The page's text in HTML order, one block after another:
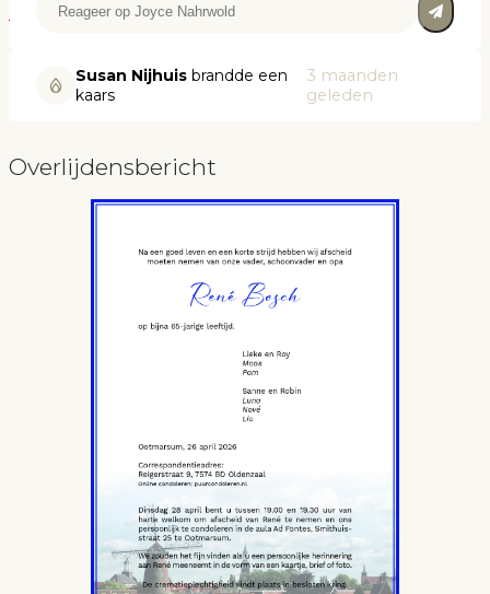
Susan Nijhuis brandde een
kaars
3 maanden
geleden
Overlijdensbericht